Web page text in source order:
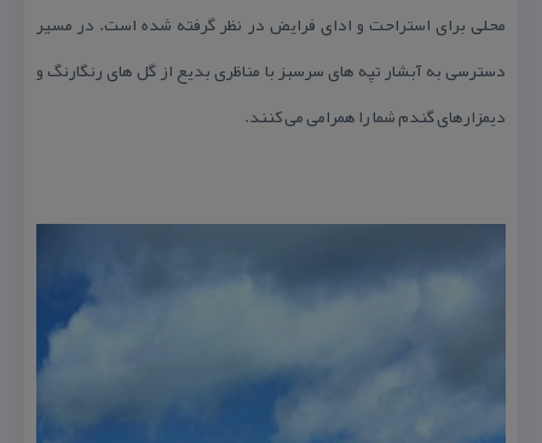
محلی برای استراحت و ادای فرایض در نظر گرفته شده است. در مسیر
دسترسی به آبشار تپه های سرسبز با مناظری بدیع از گل های رنگارنگ و
دیمزارهای گندم شما را همرامی می كنند.